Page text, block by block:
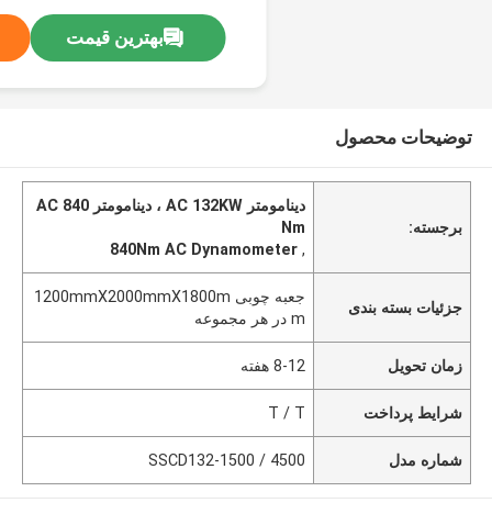
بهترین قیمت
توضیحات محصول
برجسته:
دینامومتر AC 132KW ، دینامومتر AC 840
Nm
,
840Nm AC Dynamometer
جزئیات بسته بندی
جعبه چوبی 1200mmX2000mmX1800m
m در هر مجموعه
زمان تحویل 8-12 هفته
شرایط پرداخت T / T
شماره مدل SSCD132-1500 / 4500